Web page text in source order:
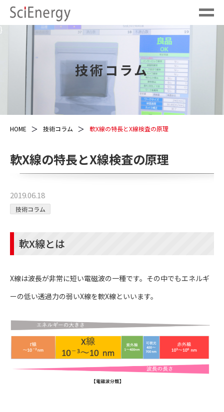
技術コラム
}
HOME 技術コラム 軟X線の特長とX線検査の原理
軟X線の特長とX線検査の原理
2019.06.18
技術コラム
軟X線とは
X線は波長が非常に短い電磁波の一種です。その中でもエネルギ
ーの低い透過力の弱いX線を軟X線といいます。